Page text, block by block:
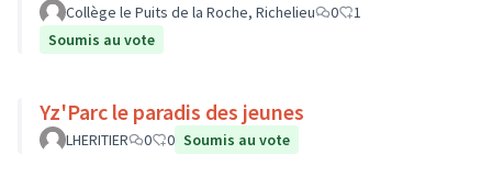
Collège le Puits de la Roche, Richelieu 0
1
Soumis au vote
Yz'Parc le paradis des jeunes
LHERITIER 0 0 Soumis au vote